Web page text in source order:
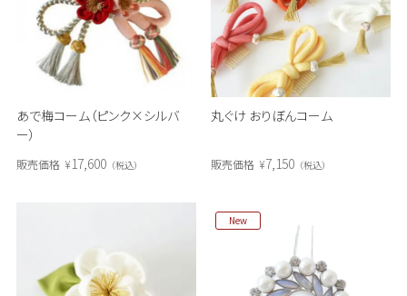
あで梅コーム（ピンク×シルバ
ー）
販売価格 ¥17,600 税込
丸ぐけ おりぼんコーム
販売価格 ¥7,150 税込
New